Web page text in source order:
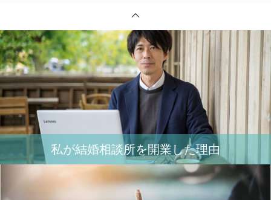
私が結婚相談所を開業した理由